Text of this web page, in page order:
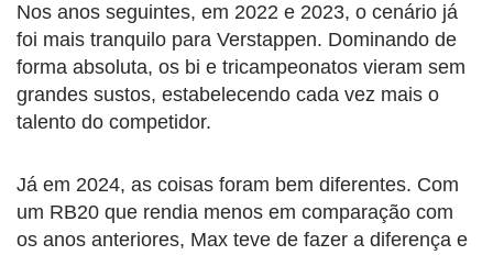
Nos anos seguintes, em 2022 e 2023, o cenário já
foi mais tranquilo para Verstappen. Dominando de
forma absoluta, os bi e tricampeonatos vieram sem
grandes sustos, estabelecendo cada vez mais o
talento do competidor.
Já em 2024, as coisas foram bem diferentes. Com
um RB20 que rendia menos em comparação com
os anos anteriores, Max teve de fazer a diferença e